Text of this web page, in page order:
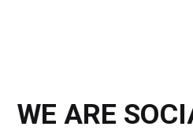
WE ARE